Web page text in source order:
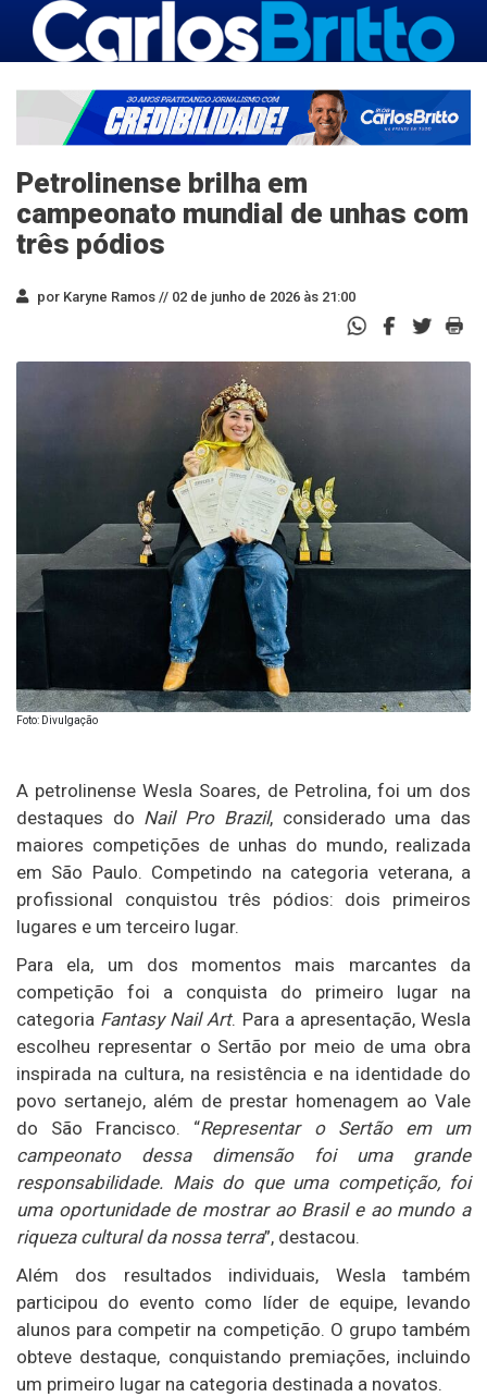
Petrolinense brilha em
campeonato mundial de unhas com
três pódios
por Karyne Ramos // 02 de junho de 2026 às 21:00
Foto: Divulgação
A petrolinense Wesla Soares, de Petrolina, foi um dos
destaques do Nail Pro Brazil, considerado uma das
maiores competições de unhas do mundo, realizada
em São Paulo. Competindo na categoria veterana, a
profissional conquistou três pódios: dois primeiros
lugares e um terceiro lugar.
Para ela, um dos momentos mais marcantes da
competição foi a conquista do primeiro lugar na
categoria Fantasy Nail Art. Para a apresentação, Wesla
escolheu representar o Sertão por meio de uma obra
inspirada na cultura, na resistência e na identidade do
povo sertanejo, além de prestar homenagem ao Vale
do São Francisco. “Representar o Sertão em um
campeonato dessa dimensão foi uma grande
responsabilidade. Mais do que uma competição, foi
uma oportunidade de mostrar ao Brasil e ao mundo a
riqueza cultural da nossa terra”, destacou.
Além dos resultados individuais, Wesla também
participou do evento como líder de equipe, levando
alunos para competir na competição. O grupo também
obteve destaque, conquistando premiações, incluindo
um primeiro lugar na categoria destinada a novatos.